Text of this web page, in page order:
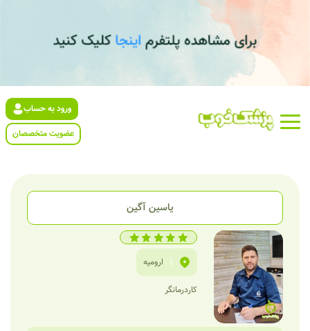
ورود به حساب
عضویت متخصصان
یاسین آگین
| ارومیه
کاردرمانگر